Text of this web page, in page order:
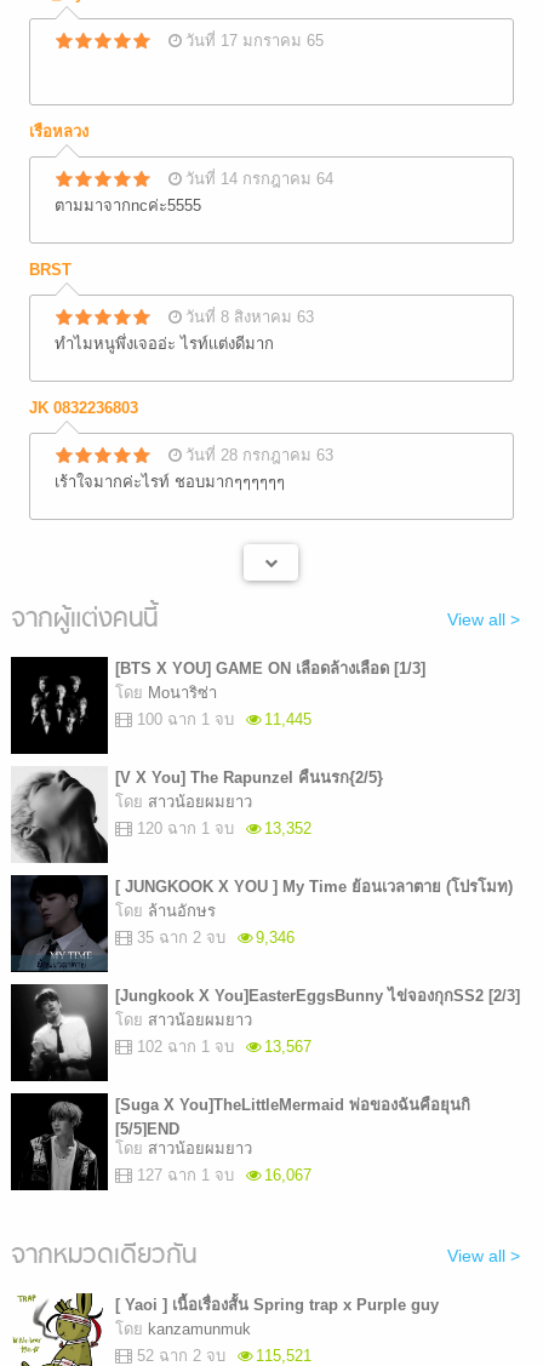
วันที่ 17 มกราคม 65
เรือหลวง
วันที่ 14 กรกฎาคม 64
ตามมาจากncค่ะ5555
BRST
วันที่ 8 สิงหาคม 63
ทำไมหนูพึ่งเจออ่ะ ไรท์เเต่งดีมาก
JK 0832236803
วันที่ 28 กรกฎาคม 63
เร้าใจมากค่ะไรท์ ชอบมากๆๆๆๆๆๆ
จากผู้แต่งคนนี้ View all >
[BTS X YOU] GAME ON เลือดล้างเลือด [1/3]
โดย Moนาริซ่า
100 ฉาก 1 จบ
11,445
[V X You] The Rapunzel คืนนรก{2/5}
โดย สาวน้อยผมยาว
120 ฉาก 1 จบ
13,352
[ JUNGKOOK X YOU ] My Time ย้อนเวลาตาย (โปรโมท)
โดย ล้านอักษร
35 ฉาก 2 จบ
9,346
[Jungkook X You]EasterEggsBunny ไข่จองกุกSS2 [2/3]
โดย สาวน้อยผมยาว
102 ฉาก 1 จบ
13,567
[Suga X You]TheLittleMermaid พ่อของฉันคือยุนกิ
[5/5]END
โดย สาวน้อยผมยาว
127 ฉาก 1 จบ
16,067
จากหมวดเดียวกัน View all >
[ Yaoi ] เนื้อเรื่องสั้น Spring trap x Purple guy
โดย kanzamunmuk
52 ฉาก 2 จบ
115,521